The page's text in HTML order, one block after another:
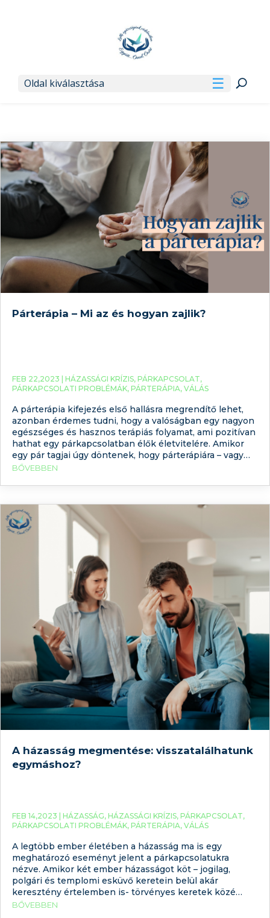
Oldal kiválasztása
Párterápia – Mi az és hogyan zajlik?
FEB 22,2023 | HÁZASSÁGI KRÍZIS, PÁRKAPCSOLAT,
PÁRKAPCSOLATI PROBLÉMÁK, PÁRTERÁPIA, VÁLÁS
A párterápia kifejezés első hallásra megrendítő lehet,
azonban érdemes tudni, hogy a valóságban egy nagyon
egészséges és hasznos terápiás folyamat, ami pozitívan
hathat egy párkapcsolatban élők életvitelére. Amikor
egy pár tagjai úgy döntenek, hogy párterápiára – vagy
párkapcsolati tanácsadásra – adják a fejüket, az
valamint azt, hogy mindkét fél tudatosan
BŐVEBBEN
A házasság megmentése: visszatalálhatunk
egymáshoz?
FEB 14,2023 | HÁZASSÁG, HÁZASSÁGI KRÍZIS, PÁRKAPCSOLAT,
PÁRKAPCSOLATI PROBLÉMÁK, PÁRTERÁPIA, VÁLÁS
A legtöbb ember életében a házasság ma is egy
meghatározó eseményt jelent a párkapcsolatukra
nézve. Amikor két ember házasságot köt – jogilag,
polgári és templomi esküvő keretein belül akár
keresztény értelemben is- törvényes keretek közé
emeli a kapcsolatot. Az együttélés, ezt követően a
BŐVEBBEN